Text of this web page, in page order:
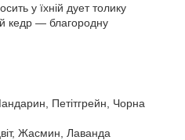
у їхній дует толику
кедр — благородну
Петітгрейн, Чорна
Жасмин, Лаванда